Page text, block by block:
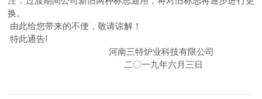
换。
由此给您带来的不便，敬请谅解！
特此通告!
河南三特炉业科技有限公司
二〇一九年六月三日